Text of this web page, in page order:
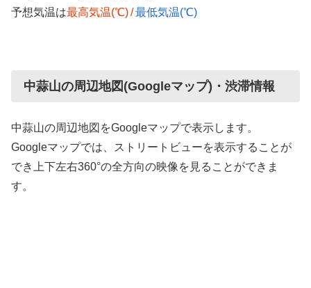
予想気温は最高気温(℃)/最低気温(℃)
中蒜山の周辺地図(Googleマップ)・渋滞情報
中蒜山の周辺地図をGoogleマップで表示します。
Googleマップでは、ストリートビューを表示することが
でき上下左右360°の全方向の映像を見ることができま
す。